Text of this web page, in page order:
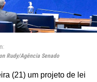
Rudy/Agência Senado
(21) um projeto de lei